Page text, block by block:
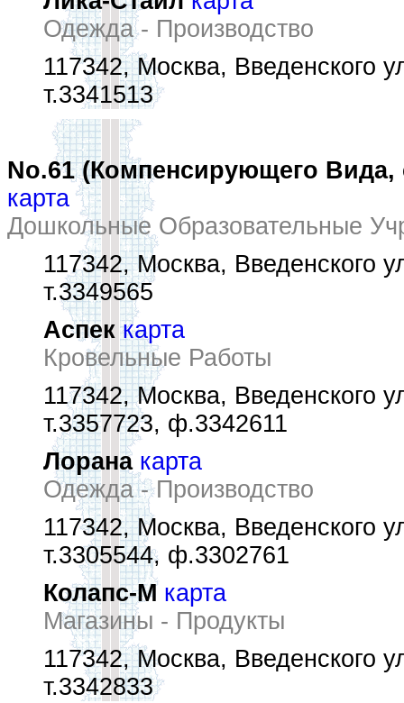
Одежда - Производство
117342, Москва, Введенского
т.3341513
No.61 (Компенсирующего Вида,
карта
Дошкольные Образовательные
117342, Москва, Введенского
т.3349565
Аспек карта
Кровельные Работы
117342, Москва, Введенского
т.3357723, ф.3342611
Лорана карта
Одежда - Производство
117342, Москва, Введенского
т.3305544, ф.3302761
Колапс-М карта
Магазины - Продукты
117342, Москва, Введенского
т.3342833